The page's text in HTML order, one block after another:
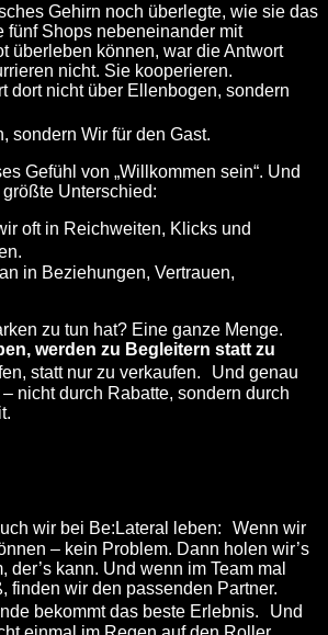
Gehirn noch überlegte, wie sie das
fünf Shops nebeneinander mit
überleben können, war die Antwort
nicht. Sie kooperieren.
dort nicht über Ellenbogen, sondern
, sondern Wir für den Gast.
Gefühl von „Willkommen sein“. Und
Unterschied:
oft in Reichweiten, Klicks und
in Beziehungen, Vertrauen,
zu tun hat? Eine ganze Menge.
werden zu Begleitern statt zu
statt nur zu verkaufen. Und genau
nicht durch Rabatte, sondern durch
wir bei Be:Lateral leben: Wenn wir
– kein Problem. Dann holen wir’s
der’s kann. Und wenn im Team mal
finden wir den passenden Partner.
bekommt das beste Erlebnis. Und